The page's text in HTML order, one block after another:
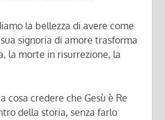
la bellezza di avere come
signoria di amore trasforma
la morte in risurrezione, la
cosa credere che Gesù è Re
della storia, senza farlo